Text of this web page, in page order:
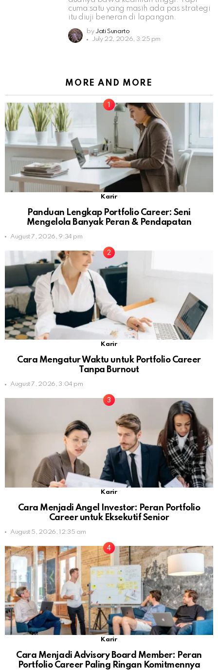
cuma satu yang masih ada pas strategi
itu diuji beneran di lapangan.
by Jati Sunarto
July 22, 2026, 3:25 pm
MORE AND MORE
Karir
Panduan Lengkap Portfolio Career: Seni
Mengelola Banyak Peran & Pendapatan
August 7, 2026, 9:34 pm
Karir
Cara Mengatur Waktu untuk Portfolio Career
Tanpa Burnout
August 7, 2026, 3:04 pm
Karir
Cara Menjadi Angel Investor: Peran Portfolio
Career untuk Eksekutif Senior
August 5, 2026, 12:35 am
Karir
Cara Menjadi Advisory Board Member: Peran
Portfolio Career Paling Ringan Komitmennya